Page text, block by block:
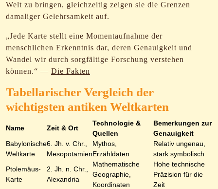
Welt zu bringen, gleichzeitig zeigen sie die Grenzen
damaliger Gelehrsamkeit auf.
„Jede Karte stellt eine Momentaufnahme der
menschlichen Erkenntnis dar, deren Genauigkeit und
Wandel wir durch sorgfältige Forschung verstehen
können.“ — Die Fakten
Tabellarischer Vergleich der
wichtigsten antiken Weltkarten
Name Zeit & Ort
Technologie &
Quellen
Bemerkungen zur
Genauigkeit
Babylonische
Weltkarte
6. Jh. v. Chr.,
Mesopotamien
Mythos,
Erzähldaten
Relativ ungenau,
stark symbolisch
Ptolemäus-
Karte
2. Jh. n. Chr.,
Alexandria
Mathematische
Geographie,
Koordinaten
Hohe technische
Präzision für die
Zeit